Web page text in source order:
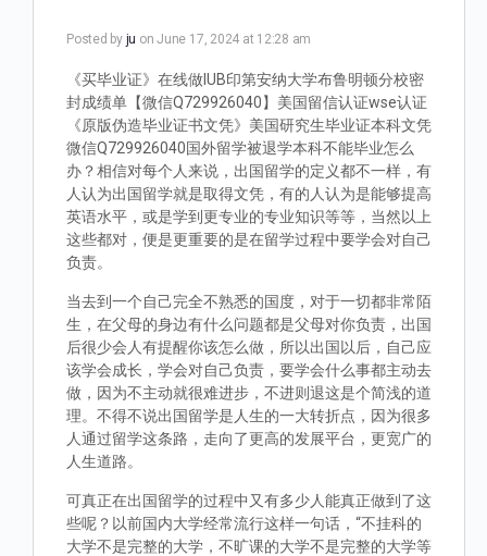
Posted by ju on June 17, 2024 at 12:28 am
《买毕业证》在线做IUB印第安纳大学布鲁明顿分校密
封成绩单【微信Q729926040】美国留信认证wse认证
《原版伪造毕业证书文凭》美国研究生毕业证本科文凭
微信Q729926040国外留学被退学本科不能毕业怎么
办？相信对每个人来说，出国留学的定义都不一样，有
人认为出国留学就是取得文凭，有的人认为是能够提高
英语水平，或是学到更专业的专业知识等等，当然以上
这些都对，便是更重要的是在留学过程中要学会对自己
负责。
当去到一个自己完全不熟悉的国度，对于一切都非常陌
生，在父母的身边有什么问题都是父母对你负责，出国
后很少会人有提醒你该怎么做，所以出国以后，自己应
该学会成长，学会对自己负责，要学会什么事都主动去
做，因为不主动就很难进步，不进则退这是个简浅的道
理。不得不说出国留学是人生的一大转折点，因为很多
人通过留学这条路，走向了更高的发展平台，更宽广的
人生道路。
可真正在出国留学的过程中又有多少人能真正做到了这
些呢？以前国内大学经常流行这样一句话，“不挂科的
大学不是完整的大学，不旷课的大学不是完整的大学等